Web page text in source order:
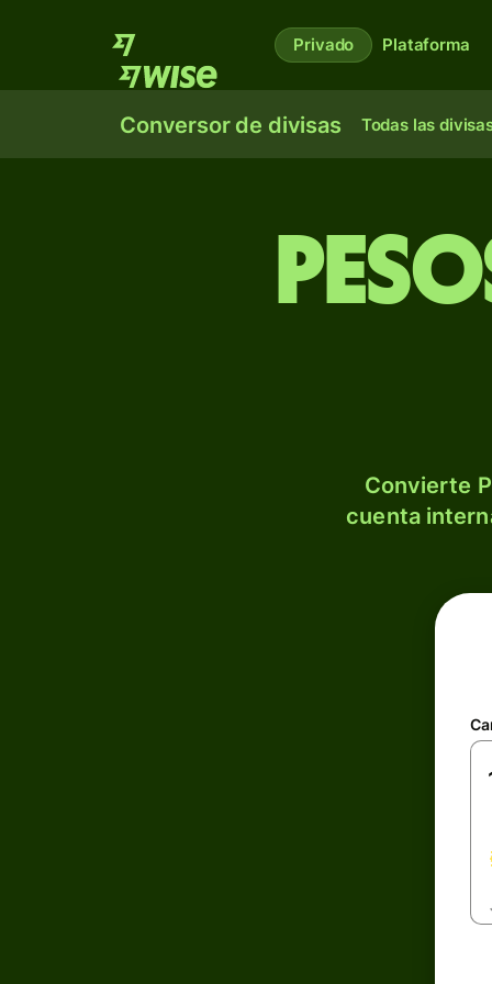
Privado Plataforma
Conversor de divisas Todas las
Convierte
cuenta